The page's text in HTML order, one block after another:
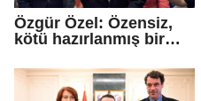
Özgür Özel: Özensiz,
kötü hazırlanmış bir